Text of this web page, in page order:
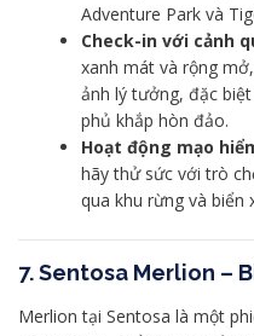
Adventure Park và
Check-in với cảnh
xanh mát và rộng
ảnh lý tưởng, đặc
phủ khắp hòn đảo.
Hoạt động mạo
hãy thử sức với trò
qua khu rừng và biển
7. Sentosa Merlion –
Merlion tại Sentosa là một